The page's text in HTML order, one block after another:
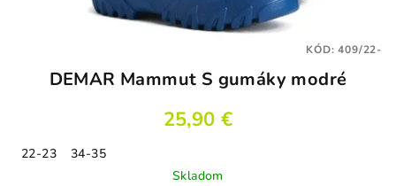
DEMAR Mammut S gumáky modré
25,90 €
22-23
34-35
Skladom
KÓD:409/22-